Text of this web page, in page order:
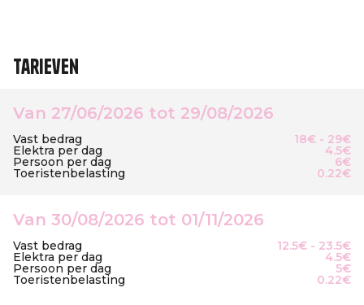
Tarieven
Van 27/06/2026 tot 29/08/2026
Vast bedrag 18€ - 29€
Elektra per dag 4.5€
Persoon per dag 6€
Toeristenbelasting 0.22€
Van 30/08/2026 tot 01/11/2026
Vast bedrag 12.5€ - 23.5€
Elektra per dag 4.5€
Persoon per dag 5€
Toeristenbelasting 0.22€